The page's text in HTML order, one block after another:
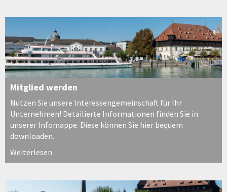
Mitglied werden
Nutzen Sie unsere Interessengemeinschaft für Ihr
Unternehmen! Detailierte Informationen finden Sie in
unserer Infomappe. Diese können Sie hier bequem
downloaden.
Weiterlesen